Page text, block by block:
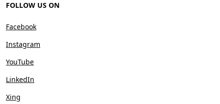
FOLLOW US ON
Facebook
Instagram
YouTube
LinkedIn
Xing